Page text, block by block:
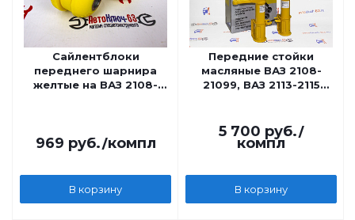
Сайлентблоки
переднего шарнира
желтые на ВАЗ 2108-
969 руб./компл
В корзину
Передние стойки
масляные ВАЗ 2108-
21099, ВАЗ 2113-2115
5 700 руб./
компл
В корзину